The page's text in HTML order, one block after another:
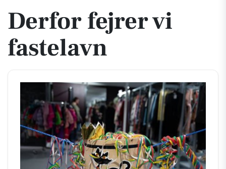
Derfor fejrer vi
fastelavn